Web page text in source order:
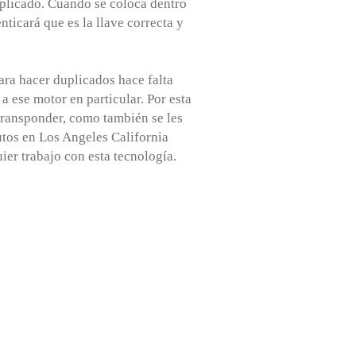
Cuando se coloca dentro
que es la llave correcta y
hacer duplicados hace falta
ese motor en particular. Por esta
como también se les
en Los Angeles California
trabajo con esta tecnología.